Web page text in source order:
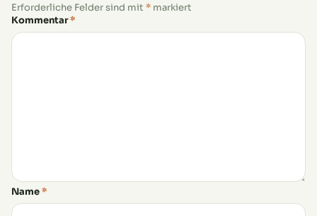
Erforderliche Felder sind mit * markiert
Kommentar*
Name*